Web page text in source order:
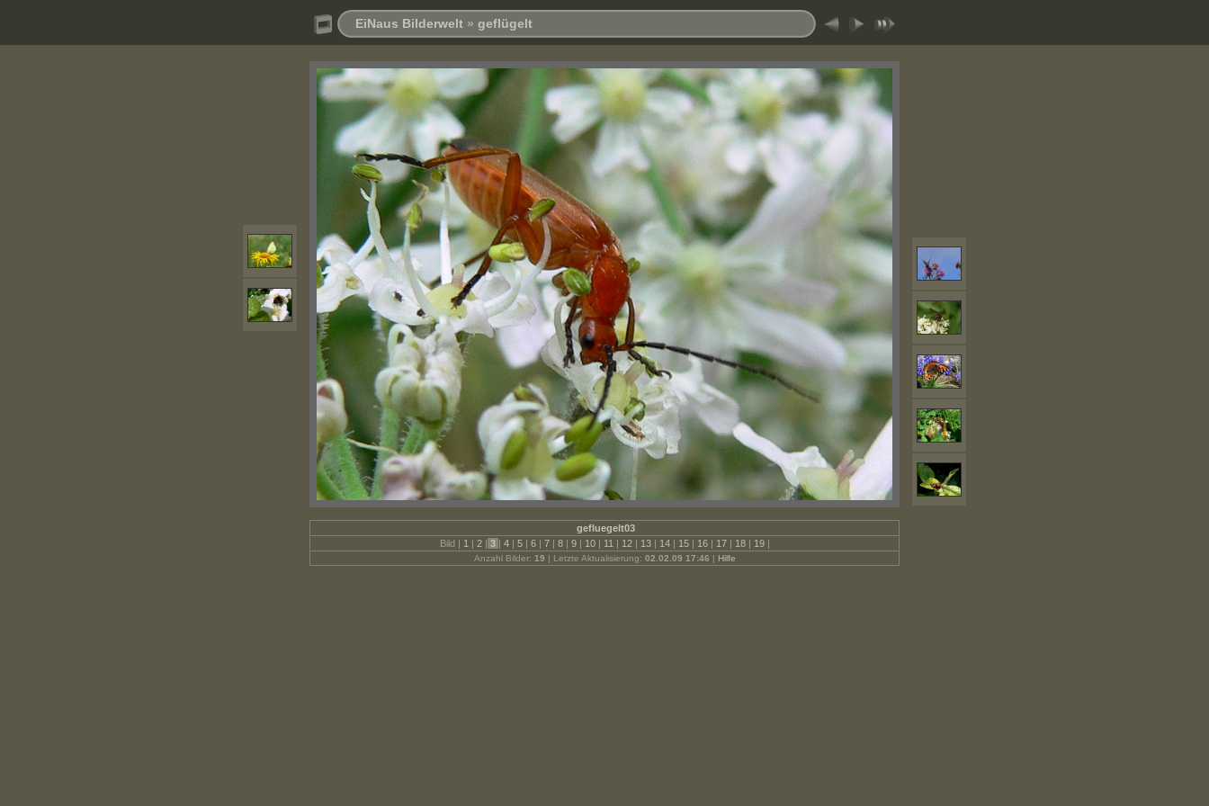
EiNaus Bilderwelt » geflügelt
gefluegelt03
Bild | 1 | 2 | 3 | 4 | 5 | 6 | 7 | 8 | 9 | 10 | 11 | 12 | 13 | 14 | 15 | 16 | 17 | 18 | 19 |
Anzahl Bilder: 19 | Letzte Aktualisierung: 02.02.09 17:46 | Hilfe